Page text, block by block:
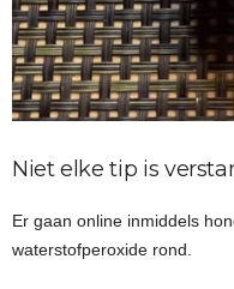
Niet elke tip is
Er gaan online inmiddels
waterstofperoxide rond.